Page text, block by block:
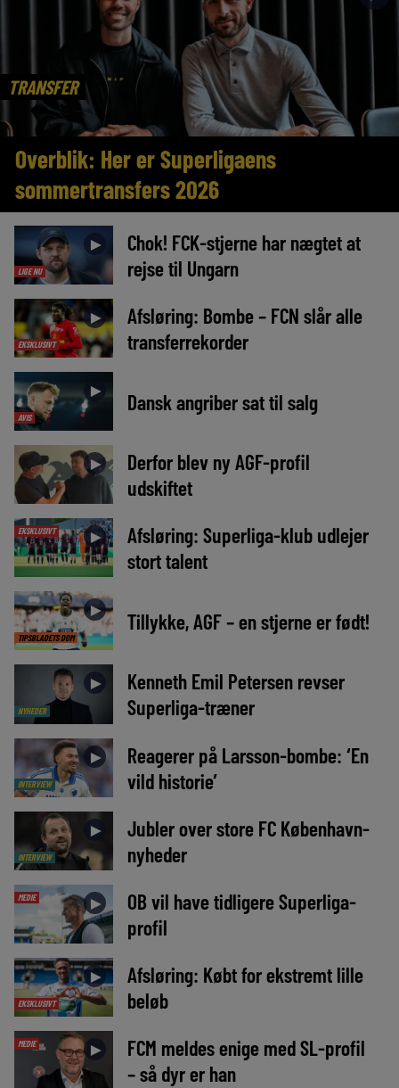
TRANSFER
Overblik: Her er Superligaens
sommertransfers 2026
LIGE NU
►
Chok! FCK-stjerne har nægtet at
rejse til Ungarn
EKSKLUSIVT
►
Afsløring: Bombe – FCN slår alle
transferrekorder
AVIS
► Dansk angriber sat til salg
►
Derfor blev ny AGF-profil
udskiftet
EKSKLUSIVT ►
Afsløring: Superliga-klub udlejer
stort talent
TIPSBLADETS DOM
► Tillykke, AGF – en stjerne er født!
NYHEDER
►
Kenneth Emil Petersen revser
Superliga-træner
INTERVIEW
►
Reagerer på Larsson-bombe: ‘En
vild historie’
INTERVIEW
►
Jubler over store FC København-
nyheder
MEDIE ►
OB vil have tidligere Superliga-
profil
EKSKLUSIVT
►
Afsløring: Købt for ekstremt lille
beløb
MEDIE ►
FCM meldes enige med SL-profil
– så dyr er han